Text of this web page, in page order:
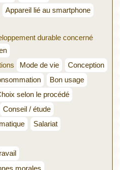
Appareil lié au smartphone
durable concerné
Mode de vie
Conception
Bon usage
selon le procédé
Conseil / étude
Salariat
morales